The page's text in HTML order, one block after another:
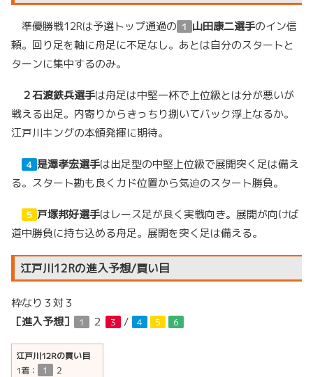
準優勝戦12Rは予選トップ通過の １ 山田康二選手のイン信
頼。回り足を軸に舟足に不足なし。あとは自分のスタートと
ターンに集中するのみ。
２石渡鉄兵選手は舟足は中堅一杯で上位級とは分が悪いが
戦える出足。内寄りからきっちり捌いてバック浮上なるか。
江戸川キングの本領発揮に期待。
４ 是澤孝宏選手は出足型の中堅上位級で展開突く足は備え
る。スタート勘も良くカド位置から気迫のスタート勝負。
５ 戸塚邦好選手はレース足が良く実戦向き。展開が向けば
道中勝負に持ち込める舟足。展開を突く足は備える。
江戸川12Rの進入予想/買い目
枠なり３対３
［進入予想］
１ ２ ３ / ４ ５ ６
江戸川12Rの買い目
1着：
１ ２